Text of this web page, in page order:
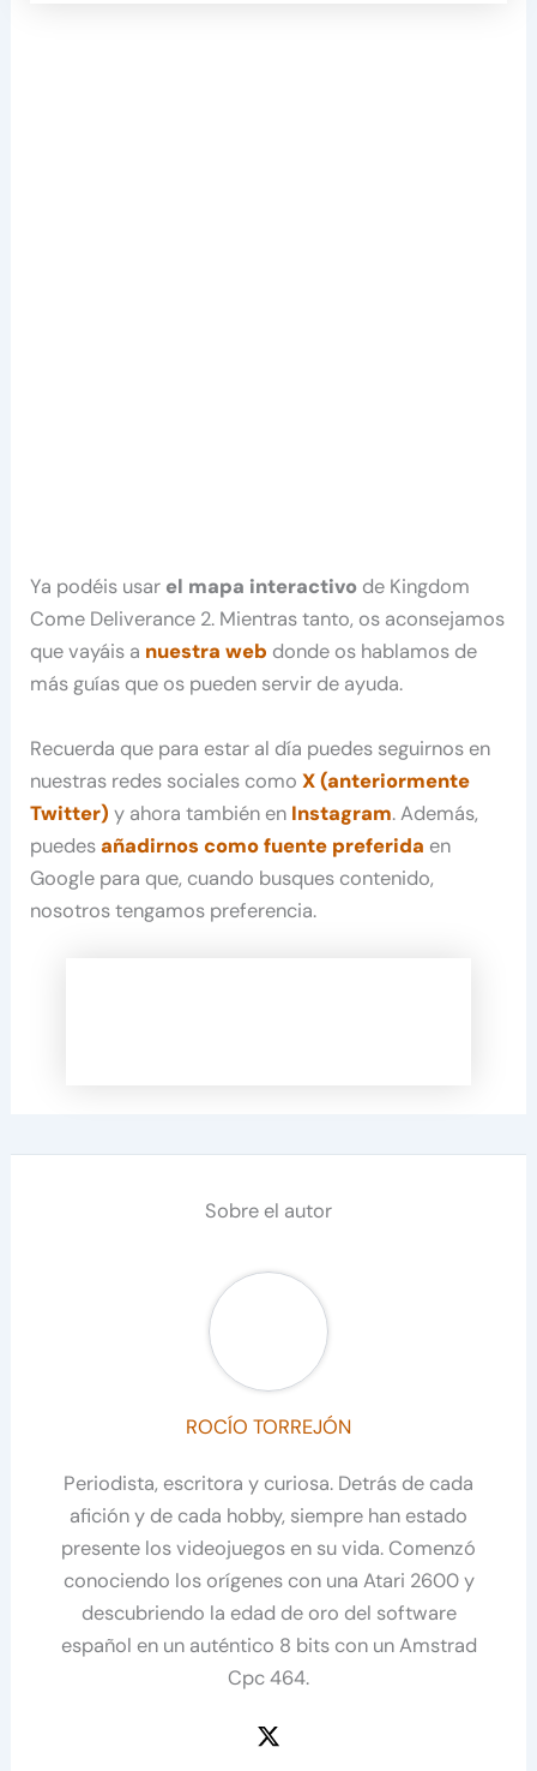
Ya podéis usar el mapa interactivo de Kingdom
Come Deliverance 2. Mientras tanto, os aconsejamos
que vayáis a nuestra web donde os hablamos de
más guías que os pueden servir de ayuda.
Recuerda que para estar al día puedes seguirnos en
nuestras redes sociales comoX (anteriormente
Twitter) y ahora también en Instagram. Además,
puedesañadirnos como fuente preferida en
Google para que, cuando busques contenido,
nosotros tengamos preferencia.
Sobre el autor
ROCÍO TORREJÓN
Periodista, escritora y curiosa. Detrás de cada
afición y de cada hobby, siempre han estado
presente los videojuegos en su vida. Comenzó
conociendo los orígenes con una Atari 2600 y
descubriendo la edad de oro del software
español en un auténtico 8 bits con un Amstrad
Cpc 464.